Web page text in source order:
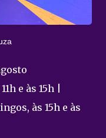
e às 15h |
às 15h e às